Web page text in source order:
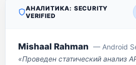
АНАЛИТИКА: SECURITY
VERIFIED
Mishaal Rahman — Android
«Проведен статический анализ